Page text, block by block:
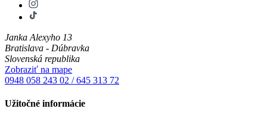
Janka Alexyho 13
Bratislava - Dúbravka
Slovenská republika
Zobraziť na mape
0948 058 243 02 / 645 313 72
Užitočné informácie